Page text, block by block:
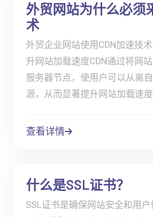
外贸网站为什么必须
术
外贸企业网站使用CDN加速技
升网站加载速度CDN通过将网
服务器节点，使用户可以从离
源，从而显著提升网站加载速
查看详情
什么是SSL证书？
SSL证书是确保网站安全和用